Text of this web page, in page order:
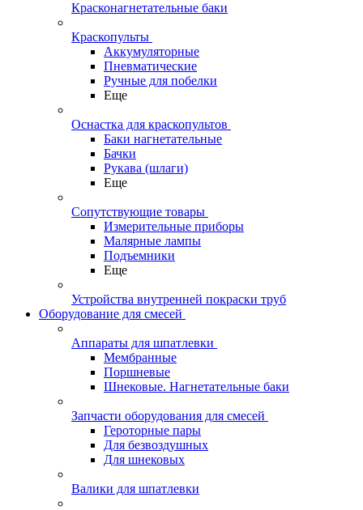
Красконагнетательные баки
Краскопульты
Аккумуляторные
Пневматические
Ручные для побелки
Еще
Оснастка для краскопультов
Баки нагнетательные
Бачки
Рукава (шлаги)
Еще
Сопутствующие товары
Измерительные приборы
Малярные лампы
Подъемники
Еще
Устройства внутренней покраски труб
Оборудование для смесей
Аппараты для шпатлевки
Мембранные
Поршневые
Шнековые. Нагнетательные баки
Запчасти оборудования для смесей
Героторные пары
Для безвоздушных
Для шнековых
Валики для шпатлевки